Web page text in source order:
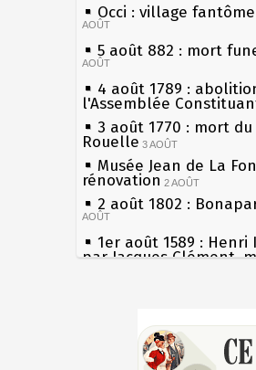
Occi : village
AOÛT
5 août 882 : mort
AOÛT
4 août 1789 :
l'Assemblée
3 août 1770 : mort
Rouelle 3 AOÛT
Musée Jean de La
rénovation 2 AOÛT
2 août 1802 :
AOÛT
1er août 1589 :
par Jacques Clément,
Chocolat Poulain 30 JUILLET
29 juillet 1881 : loi
les siècles
27 mai 1610 :
du roi Henri IV